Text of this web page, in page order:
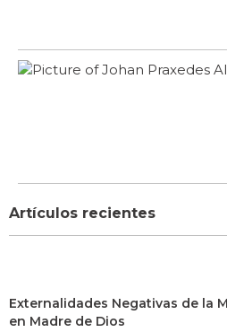
Artículos recientes
Externalidades Negativas de la
en Madre de Dios